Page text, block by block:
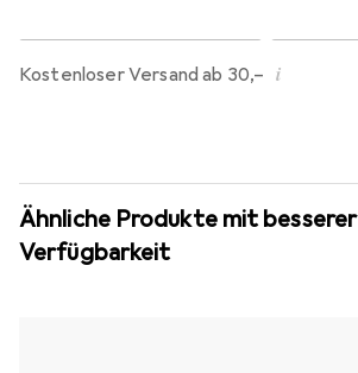
Kostenloser Versand ab 30,– i
Ähnliche Produkte mit besserer
Verfügbarkeit